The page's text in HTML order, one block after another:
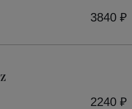
3840 ₽
2240 ₽